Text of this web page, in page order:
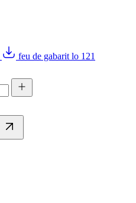
feu de gabarit lo 121